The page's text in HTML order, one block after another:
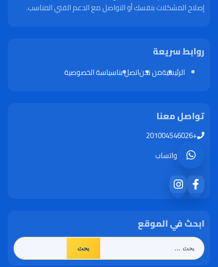
إصلاح المشكلات بنفسك أو التواصل مع الدعم الفني المناسب.
روابط سريعة
الرئيسيةمن نحناتصل بناسياسة الخصوصية
تواصل معنا
+201004546026
واتساب
ابحث في الموقع
البحث
عن: